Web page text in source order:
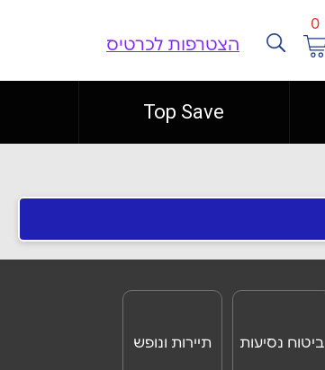
הצטרפות לכרטיס
0
Top Save
ביטוח נסיעות
תיירות ונופש